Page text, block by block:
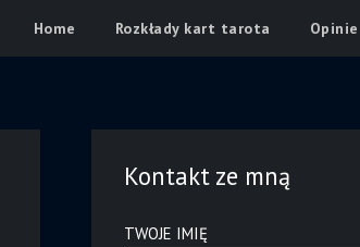
Home Rozkłady kart tarota Opinie
Kontakt ze mną
TWOJE IMIĘ